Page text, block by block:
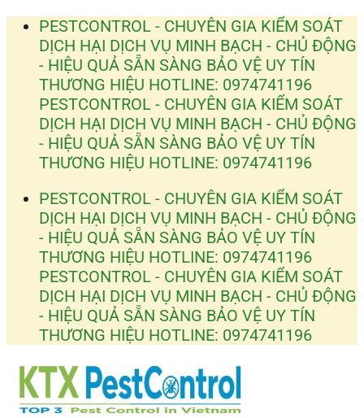
Bỏ
dung
PESTCONTROL - CHUYÊN GIA KIỂM SOÁT
DỊCH HẠI DỊCH VỤ MINH BẠCH - CHỦ ĐỘNG
- HIỆU QUẢ SẴN SÀNG BẢO VỆ UY TÍN
THƯƠNG HIỆU HOTLINE: 0974741196
PESTCONTROL - CHUYÊN GIA KIỂM SOÁT
DỊCH HẠI DỊCH VỤ MINH BẠCH - CHỦ ĐỘNG
- HIỆU QUẢ SẴN SÀNG BẢO VỆ UY TÍN
THƯƠNG HIỆU HOTLINE: 0974741196
PESTCONTROL - CHUYÊN GIA KIỂM SOÁT
DỊCH HẠI DỊCH VỤ MINH BẠCH - CHỦ ĐỘNG
- HIỆU QUẢ SẴN SÀNG BẢO VỆ UY TÍN
THƯƠNG HIỆU HOTLINE: 0974741196
PESTCONTROL - CHUYÊN GIA KIỂM SOÁT
DỊCH HẠI DỊCH VỤ MINH BẠCH - CHỦ ĐỘNG
- HIỆU QUẢ SẴN SÀNG BẢO VỆ UY TÍN
THƯƠNG HIỆU HOTLINE: 0974741196